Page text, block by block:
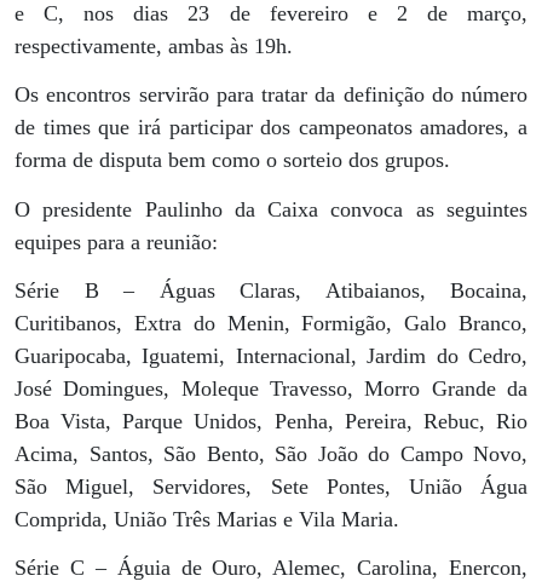
e C, nos dias 23 de fevereiro e 2 de março,
respectivamente, ambas às 19h.
Os encontros servirão para tratar da definição do número
de times que irá participar dos campeonatos amadores, a
forma de disputa bem como o sorteio dos grupos.
O presidente Paulinho da Caixa convoca as seguintes
equipes para a reunião:
Série B – Águas Claras, Atibaianos, Bocaina,
Curitibanos, Extra do Menin, Formigão, Galo Branco,
Guaripocaba, Iguatemi, Internacional, Jardim do Cedro,
José Domingues, Moleque Travesso, Morro Grande da
Boa Vista, Parque Unidos, Penha, Pereira, Rebuc, Rio
Acima, Santos, São Bento, São João do Campo Novo,
São Miguel, Servidores, Sete Pontes, União Água
Comprida, União Três Marias e Vila Maria.
Série C – Águia de Ouro, Alemec, Carolina, Enercon,